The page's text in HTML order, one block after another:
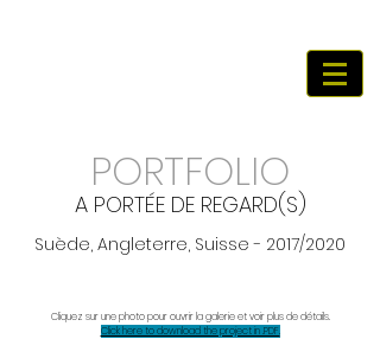
PORTFOLIO
A PORTÉE DE REGARD(S)
Suède, Angleterre, Suisse - 2017/2020
Cliquez sur une photo pour ouvrir la galerie et voir plus de détails.
Click here to download the project in .PDF.